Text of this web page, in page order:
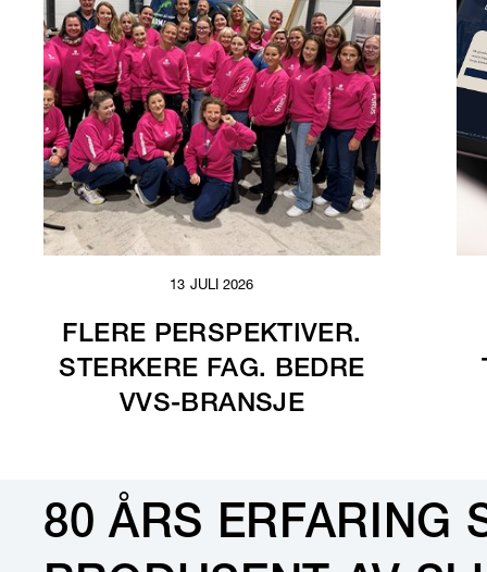
13 JULI 2026
FLERE PERSPEKTIVER.
STERKERE FAG. BEDRE
VVS-BRANSJE
80 ÅRS ERFARING